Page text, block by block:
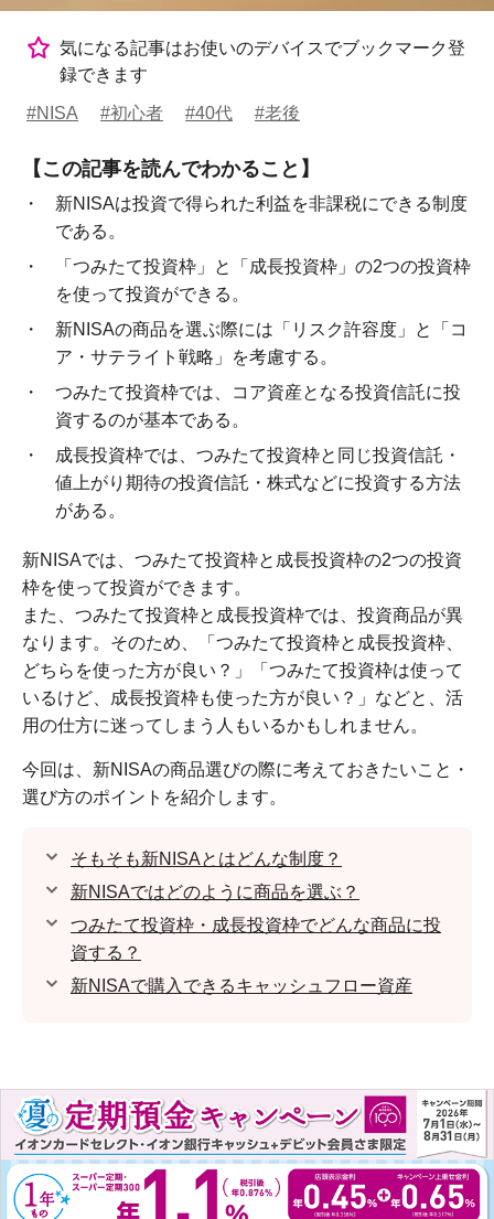
気になる記事はお使いのデバイスでブックマーク登
録できます
#NISA #初心者 #40代 #老後
【この記事を読んでわかること】
新NISAは投資で得られた利益を非課税にできる制度
である。
「つみたて投資枠」と「成長投資枠」の2つの投資枠
を使って投資ができる。
新NISAの商品を選ぶ際には「リスク許容度」と「コ
ア・サテライト戦略」を考慮する。
つみたて投資枠では、コア資産となる投資信託に投
資するのが基本である。
成長投資枠では、つみたて投資枠と同じ投資信託・
値上がり期待の投資信託・株式などに投資する方法
がある。
新NISAでは、つみたて投資枠と成長投資枠の2つの投資
枠を使って投資ができます。
また、つみたて投資枠と成長投資枠では、投資商品が異
なります。そのため、「つみたて投資枠と成長投資枠、
どちらを使った方が良い？」「つみたて投資枠は使って
いるけど、成長投資枠も使った方が良い？」などと、活
用の仕方に迷ってしまう人もいるかもしれません。
今回は、新NISAの商品選びの際に考えておきたいこと・
選び方のポイントを紹介します。
そもそも新NISAとはどんな制度？
新NISAではどのように商品を選ぶ？
つみたて投資枠・成長投資枠でどんな商品に投
資する？
新NISAで購入できるキャッシュフロー資産